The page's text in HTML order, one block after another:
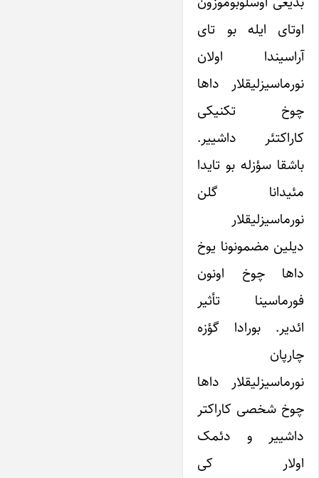
اوتای ایله بو تای
آراسیندا اولان
نورماسیزلیقلار داها
چوخ تکنیکی
کاراکتئر داشییر.
باشقا سؤزله بو تایدا
مئیدانا گلن
نورماسیزلیقلار
دیلین مضمونونا یوخ
داها چوخ اونون
فورماسینا تأثیر
ائدیر. بورادا گؤزه
چارپان
نورماسیزلیقلار داها
چوخ شخصی کاراکتر
داشییر و دئمک
اولار کی